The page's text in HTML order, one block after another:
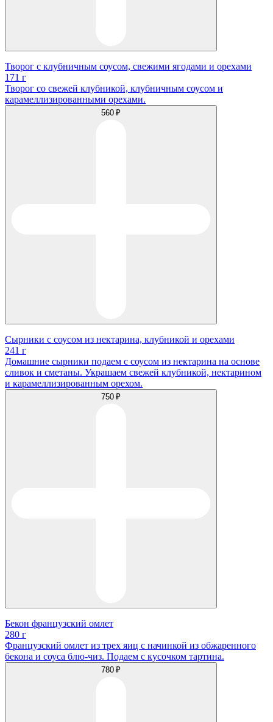
Творог с клубничным соусом, свежими ягодами и орехами
171 г
Творог со свежей клубникой, клубничным соусом и
карамеллизированными орехами.
560 ₽
Сырники с соусом из нектарина, клубникой и орехами
241 г
Домашние сырники подаем с соусом из нектарина на основе
сливок и сметаны. Украшаем свежей клубникой, нектарином
и карамеллизированным орехом.
750 ₽
Бекон французский омлет
280 г
Французский омлет из трех яиц с начинкой из обжаренного
бекона и соуса блю-чиз. Подаем с кусочком тартина.
780 ₽